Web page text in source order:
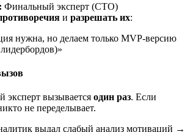
Финальный эксперт (CTO)
и разрешать их:
нужна, но делаем только MVP-версию
эксперт вызывается один раз. Если
не переделывает.
выдал слабый анализ мотиваций →